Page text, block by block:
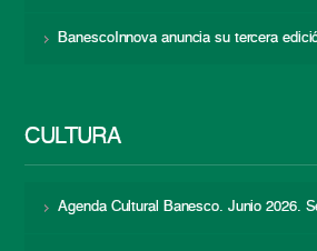
BanescoInnova anuncia su tercera
CULTURA
Agenda Cultural Banesco. Junio 2026.